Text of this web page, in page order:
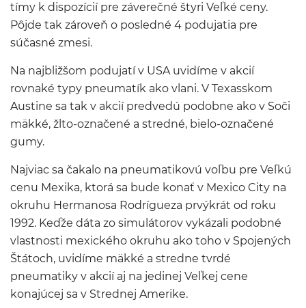
tímy k dispozícií pre záverečné štyri Veľké ceny.
Pôjde tak zároveň o posledné 4 podujatia pre
súčasné zmesi.
Na najbližšom podujatí v USA uvidíme v akcií
rovnaké typy pneumatík ako vlani. V Texasskom
Austine sa tak v akcií predvedú podobne ako v Soči
mäkké, žlto-označené a stredné, bielo-označené
gumy.
Najviac sa čakalo na pneumatikovú voľbu pre Veľkú
cenu Mexika, ktorá sa bude konať v Mexico City na
okruhu Hermanosa Rodrígueza prvýkrát od roku
1992. Keďže dáta zo simulátorov vykázali podobné
vlastnosti mexického okruhu ako toho v Spojených
Štátoch, uvidíme mäkké a stredne tvrdé
pneumatiky v akcií aj na jedinej Veľkej cene
konajúcej sa v Strednej Amerike.